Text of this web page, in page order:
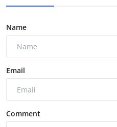
Name
Email
Comment